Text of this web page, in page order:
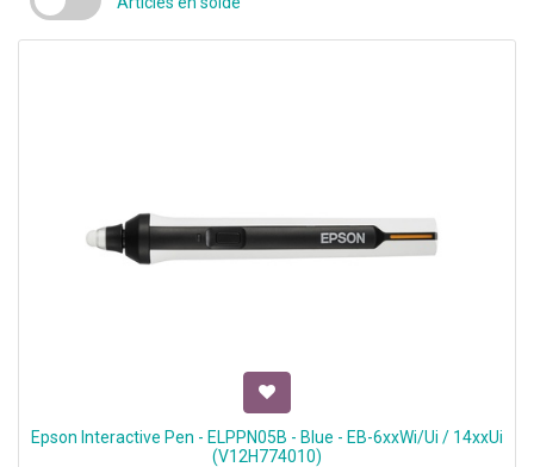
Epson Interactive Pen - ELPPN05B - Blue - EB-6xxWi/Ui / 14xxUi
(V12H774010)